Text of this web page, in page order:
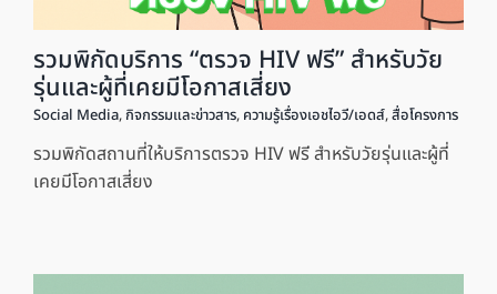
รวมพิกัดบริการ “ตรวจ HIV ฟรี” สำหรับวัย
รุ่นและผู้ที่เคยมีโอกาสเสี่ยง
Social Media,กิจกรรมและข่าวสาร, ความรู้เรื่องเอชไอวี/เอดส์,สื่อโครงการ
รวมพิกัดสถานที่ให้บริการตรวจ HIV ฟรี สำหรับวัยรุ่นและผู้ที่
เคยมีโอกาสเสี่ยง